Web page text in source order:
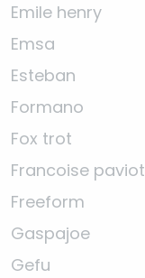
Emile henry
Emsa
Esteban
Formano
Fox trot
Francoise paviot
Freeform
Gaspajoe
Gefu